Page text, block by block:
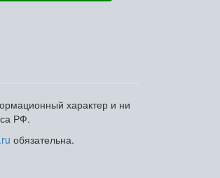
характер и ни
РФ.
обязательна.